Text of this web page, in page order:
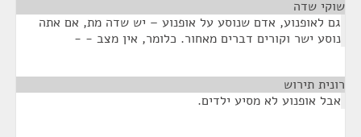
שוקי שדה
גם לאופנוע, אדם שנוסע על אופנוע – יש שדה מת, אם אתה
נוסע ישר וקורים דברים מאחור. כלומר, אין מצב - -
רונית תירוש
אבל אופנוע לא מסיע ילדים.